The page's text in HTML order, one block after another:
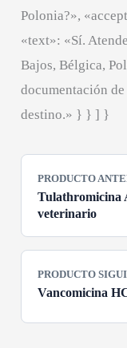
Polonia?»,
«text»: «Sí.
Bajos, Bélgica,
documentación
destino.» } } ] }
PRODUCTO
Tulathromicina
veterinario
PRODUCTO
Vancomicina